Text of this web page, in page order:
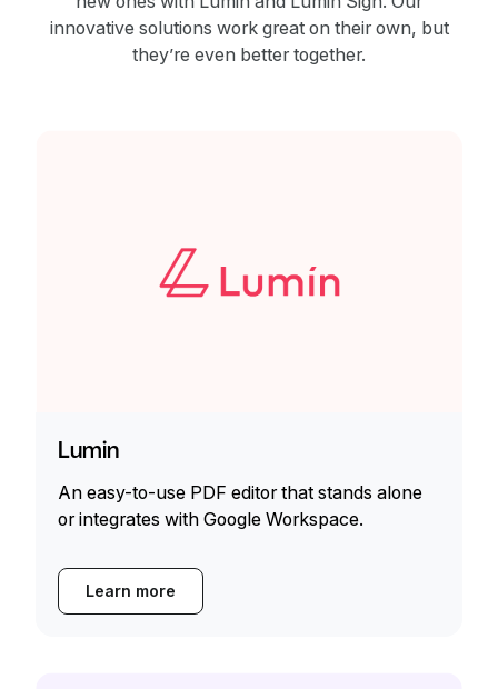
innovative solutions work great on their own, but
they’re even better together.
Lumin
An easy-to-use PDF editor that stands alone
or integrates with Google Workspace.
Learn more